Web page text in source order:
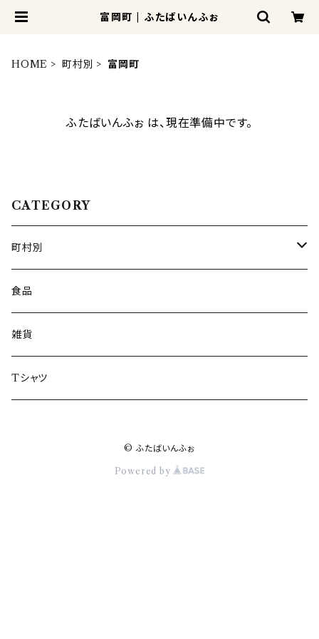
富岡町 | ふたばいんふぉ
HOME 町村別 富岡町
ふたばいんふぉ は、現在準備中です。
CATEGORY
町村別
広野町
楢葉町
富岡町
食品
雑貨
Tシャツ
© ふたばいんふぉ
Powered by